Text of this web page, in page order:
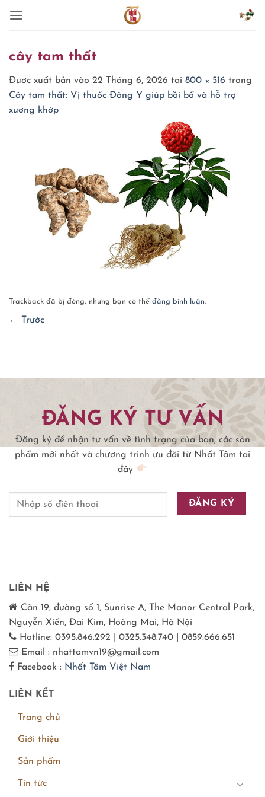
qua
dungcây tam thất
Được xuất bản vào 22 Tháng 6, 2026 tại 800 × 516 trong
Cây tam thất: Vị thuốc Đông Y giúp bồi bổ và hỗ trợ
xương khớp
Trackback đã bị đóng, nhưng bạn có thể đăng bình luận.
← Trước
ĐĂNG KÝ TƯ VẤN
Đăng ký để nhận tư vấn về tình trạng của bạn, các sản
phẩm mới nhất và chương trình ưu đãi từ Nhất Tâm tại
đây
LIÊN HỆ
Căn 19, đường số 1, Sunrise A, The Manor Central Park,
Nguyễn Xiển, Đại Kim, Hoàng Mai, Hà Nội
Hotline: 0395.846.292 | 0325.348.740 | 0859.666.651
Email : nhattamvn19@gmail.com
Facebook : Nhất Tâm Việt Nam
LIÊN KẾT
Trang chủ
Giới thiệu
Sản phẩm
Tin tức